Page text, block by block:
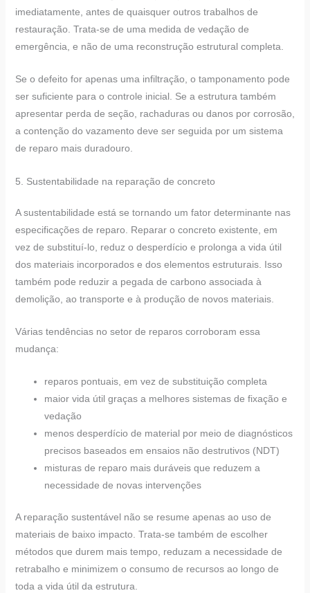
imediatamente, antes de quaisquer outros trabalhos de
restauração. Trata-se de uma medida de vedação de
emergência, e não de uma reconstrução estrutural completa.
Se o defeito for apenas uma infiltração, o tamponamento pode
ser suficiente para o controle inicial. Se a estrutura também
apresentar perda de seção, rachaduras ou danos por corrosão,
a contenção do vazamento deve ser seguida por um sistema
de reparo mais duradouro.
5. Sustentabilidade na reparação de concreto
A sustentabilidade está se tornando um fator determinante nas
especificações de reparo. Reparar o concreto existente, em
vez de substituí-lo, reduz o desperdício e prolonga a vida útil
dos materiais incorporados e dos elementos estruturais. Isso
também pode reduzir a pegada de carbono associada à
demolição, ao transporte e à produção de novos materiais.
Várias tendências no setor de reparos corroboram essa
mudança:
reparos pontuais, em vez de substituição completa
maior vida útil graças a melhores sistemas de fixação e
vedação
menos desperdício de material por meio de diagnósticos
precisos baseados em ensaios não destrutivos (NDT)
misturas de reparo mais duráveis que reduzem a
necessidade de novas intervenções
A reparação sustentável não se resume apenas ao uso de
materiais de baixo impacto. Trata-se também de escolher
métodos que durem mais tempo, reduzam a necessidade de
retrabalho e minimizem o consumo de recursos ao longo de
toda a vida útil da estrutura.